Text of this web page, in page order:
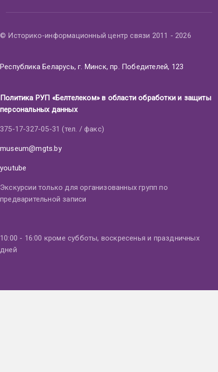
© Историко-информационный центр связи 2011 - 2026
Республика Беларусь, г. Минск, пр. Победителей, 123
Политика РУП «Белтелеком» в области обработки и защиты
персональных данных
375-17-327-05-31 (тел. / факс)
museum@mgts.by
youtube
Экскурсии только для организованных групп по
предварительной записи
10:00 - 16:00 кроме субботы, воскресенья и праздничных
дней